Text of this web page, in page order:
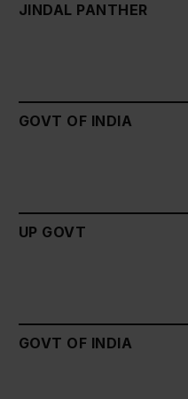
JINDAL PANTHER
GOVT OF INDIA
UP GOVT
GOVT OF INDIA